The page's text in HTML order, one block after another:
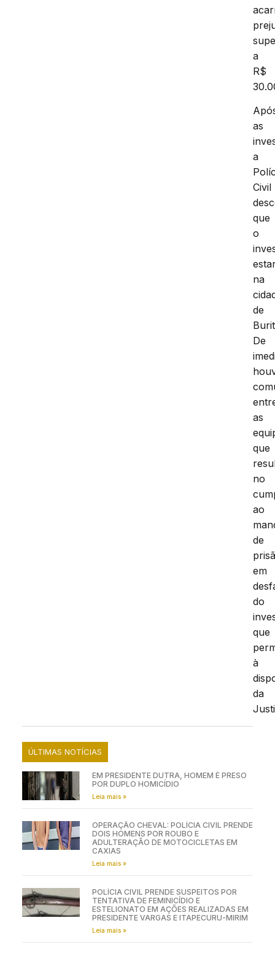
a
R$
as
a
Civil
que
o
na
de
De
as
que
no
ao
de
em
do
que
à
da
ÚLTIMAS NOTÍCIAS
EM PRESIDENTE DUTRA, HOMEM É PRESO
POR DUPLO HOMICÍDIO
Leia mais »
OPERAÇÃO CHEVAL: POLÍCIA CIVIL PRENDE
DOIS HOMENS POR ROUBO E
ADULTERAÇÃO DE MOTOCICLETAS EM
CAXIAS
Leia mais »
POLÍCIA CIVIL PRENDE SUSPEITOS POR
TENTATIVA DE FEMINICÍDIO E
ESTELIONATO EM AÇÕES REALIZADAS EM
PRESIDENTE VARGAS E ITAPECURU-MIRIM
Leia mais »